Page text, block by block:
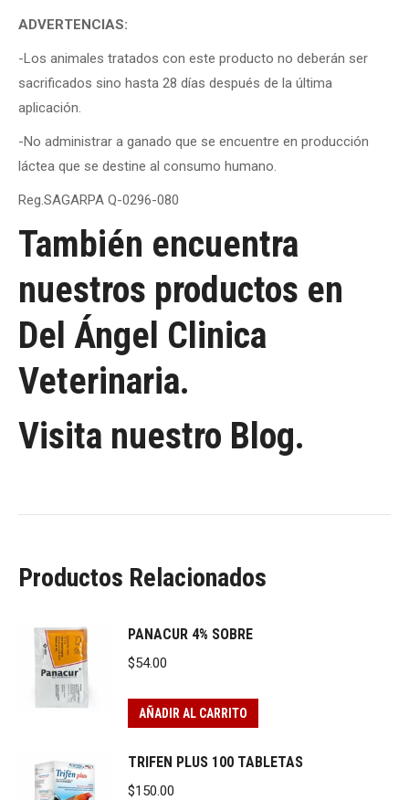
ADVERTENCIAS:
-Los animales tratados con este producto no deberán ser
sacrificados sino hasta 28 días después de la última
aplicación.
-No administrar a ganado que se encuentre en producción
láctea que se destine al consumo humano.
Reg.SAGARPA Q-0296-080
También encuentra
nuestros productos en
Del Ángel Clinica
Veterinaria.
Visita nuestro Blog.
Productos Relacionados
PANACUR 4% SOBRE
$54.00
AÑADIR AL CARRITO
TRIFEN PLUS 100 TABLETAS
$150.00